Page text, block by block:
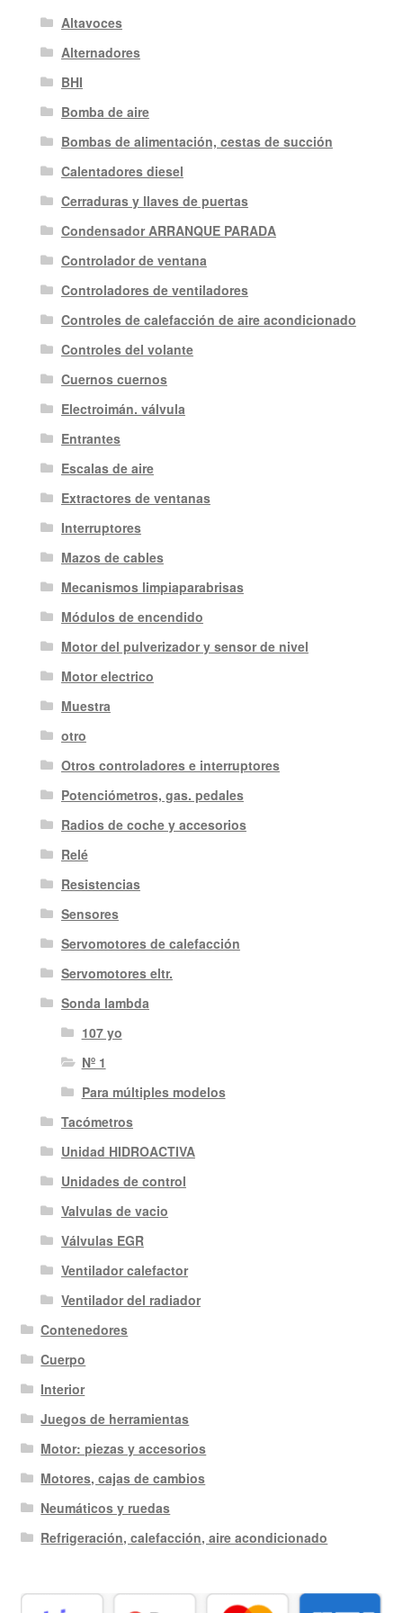
Altavoces
Alternadores
BHI
Bomba de aire
Bombas de alimentación, cestas de succión
Calentadores diesel
Cerraduras y llaves de puertas
Condensador ARRANQUE PARADA
Controlador de ventana
Controladores de ventiladores
Controles de calefacción de aire acondicionado
Controles del volante
Cuernos cuernos
Electroimán. válvula
Entrantes
Escalas de aire
Extractores de ventanas
Interruptores
Mazos de cables
Mecanismos limpiaparabrisas
Módulos de encendido
Motor del pulverizador y sensor de nivel
Motor electrico
Muestra
otro
Otros controladores e interruptores
Potenciómetros, gas. pedales
Radios de coche y accesorios
Relé
Resistencias
Sensores
Servomotores de calefacción
Servomotores eltr.
Sonda lambda
107 yo
Nº 1
Para múltiples modelos
Tacómetros
Unidad HIDROACTIVA
Unidades de control
Valvulas de vacio
Válvulas EGR
Ventilador calefactor
Ventilador del radiador
Contenedores
Cuerpo
Interior
Juegos de herramientas
Motor: piezas y accesorios
Motores, cajas de cambios
Neumáticos y ruedas
Refrigeración, calefacción, aire acondicionado